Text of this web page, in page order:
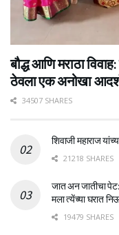
बौद्ध आणि मराठा
ठेवला एक अनोखा
34507 SHARES
शिवाजी महाराज
21218 SHARES
जात अन जातीचा पेट:
मला त्येंच्या घरात
19479 SHARES